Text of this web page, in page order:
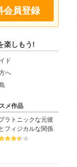
会員登録
楽しもう!
ド
へ
メ作品
ラトニックな元彼
とフィジカルな関係